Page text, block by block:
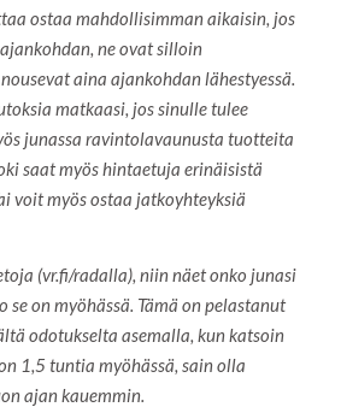
ostaa mahdollisimman aikaisin, jos
ne ovat silloin
aina ajankohdan lähestyessä.
matkaasi, jos sinulle tulee
junassa ravintolavaunusta tuotteita
saat myös hintaetuja erinäisistä
voit myös ostaa jatkoyhteyksiä
(vr.fi/radalla), niin näet onko junasi
se on myöhässä. Tämä on pelastanut
odotukselta asemalla, kun katsoin
1,5 tuntia myöhässä, sain olla
ajan kauemmin.